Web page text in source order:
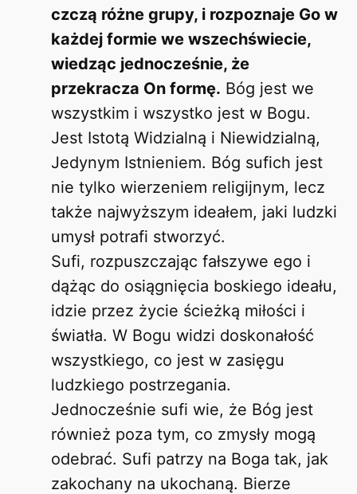
czczą różne grupy, i rozpoznaje Go w
każdej formie we wszechświecie,
wiedząc jednocześnie, że
przekracza On formę. Bóg jest we
wszystkim i wszystko jest w Bogu.
Jest Istotą Widzialną i Niewidzialną,
Jedynym Istnieniem. Bóg sufich jest
nie tylko wierzeniem religijnym, lecz
także najwyższym ideałem, jaki ludzki
umysł potrafi stworzyć.
Sufi, rozpuszczając fałszywe ego i
dążąc do osiągnięcia boskiego ideału,
idzie przez życie ścieżką miłości i
światła. W Bogu widzi doskonałość
wszystkiego, co jest w zasięgu
ludzkiego postrzegania.
Jednocześnie sufi wie, że Bóg jest
również poza tym, co zmysły mogą
odebrać. Sufi patrzy na Boga tak, jak
zakochany na ukochaną. Bierze